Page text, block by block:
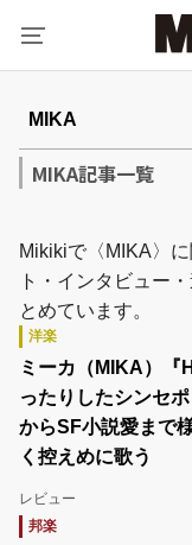
MIKA記事一覧
Mikikiで〈MIKA〉
ト・インタビュー
とめています。
洋楽
ミーカ（MIKA）『
ったりしたシンセ
からSF小説愛まで
く控えめに歌う
レビュー
邦楽